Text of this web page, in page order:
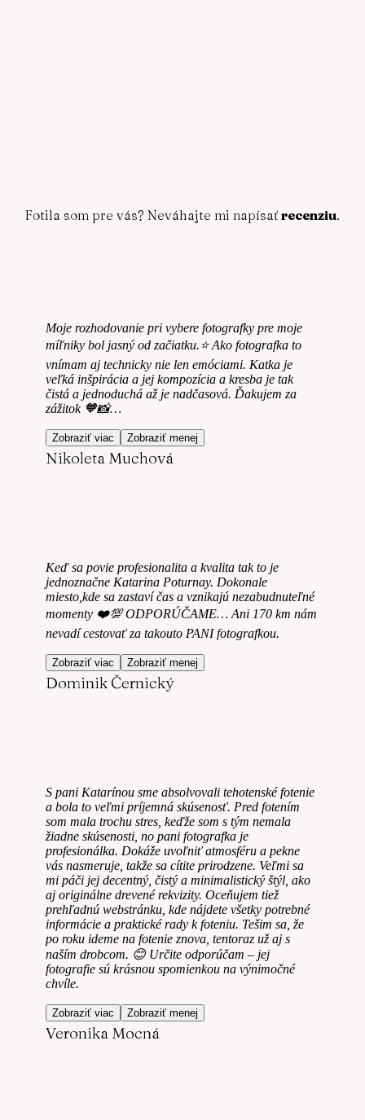
Fotila som pre vás? Neváhajte mi napísať recenziu.
Moje rozhodovanie pri vybere fotografky pre moje
míľniky bol jasný od začiatku.⭐️ Ako fotografka to
vnímam aj technicky nie len emóciami. Katka je
veľká inšpirácia a jej kompozícia a kresba je tak
čistá a jednoduchá až je nadčasová. Ďakujem za
zážitok 🧡📸…
Zobraziť viac Zobraziť menej
Nikoleta Muchová
Keď sa povie profesionalita a kvalita tak to je
jednoznačne Katarina Poturnay. Dokonale
miesto,kde sa zastaví čas a vznikajú nezabudnuteľné
momenty ❤️💯 ODPORÚČAME… Ani 170 km nám
nevadí cestovať za takouto PANI fotografkou.
Zobraziť viac Zobraziť menej
Dominik Černický
S pani Katarínou sme absolvovali tehotenské fotenie
a bola to veľmi príjemná skúsenosť. Pred fotením
som mala trochu stres, keďže som s tým nemala
žiadne skúsenosti, no pani fotografka je
profesionálka. Dokáže uvoľniť atmosféru a pekne
vás nasmeruje, takže sa cítite prirodzene. Veľmi sa
mi páči jej decentný, čistý a minimalistický štýl, ako
aj originálne drevené rekvizity. Oceňujem tiež
prehľadnú webstránku, kde nájdete všetky potrebné
informácie a praktické rady k foteniu. Tešim sa, že
po roku ideme na fotenie znova, tentoraz už aj s
naším drobcom. 😊 Určite odporúčam – jej
fotografie sú krásnou spomienkou na výnimočné
chvíle.
Zobraziť viac Zobraziť menej
Veronika Mocná